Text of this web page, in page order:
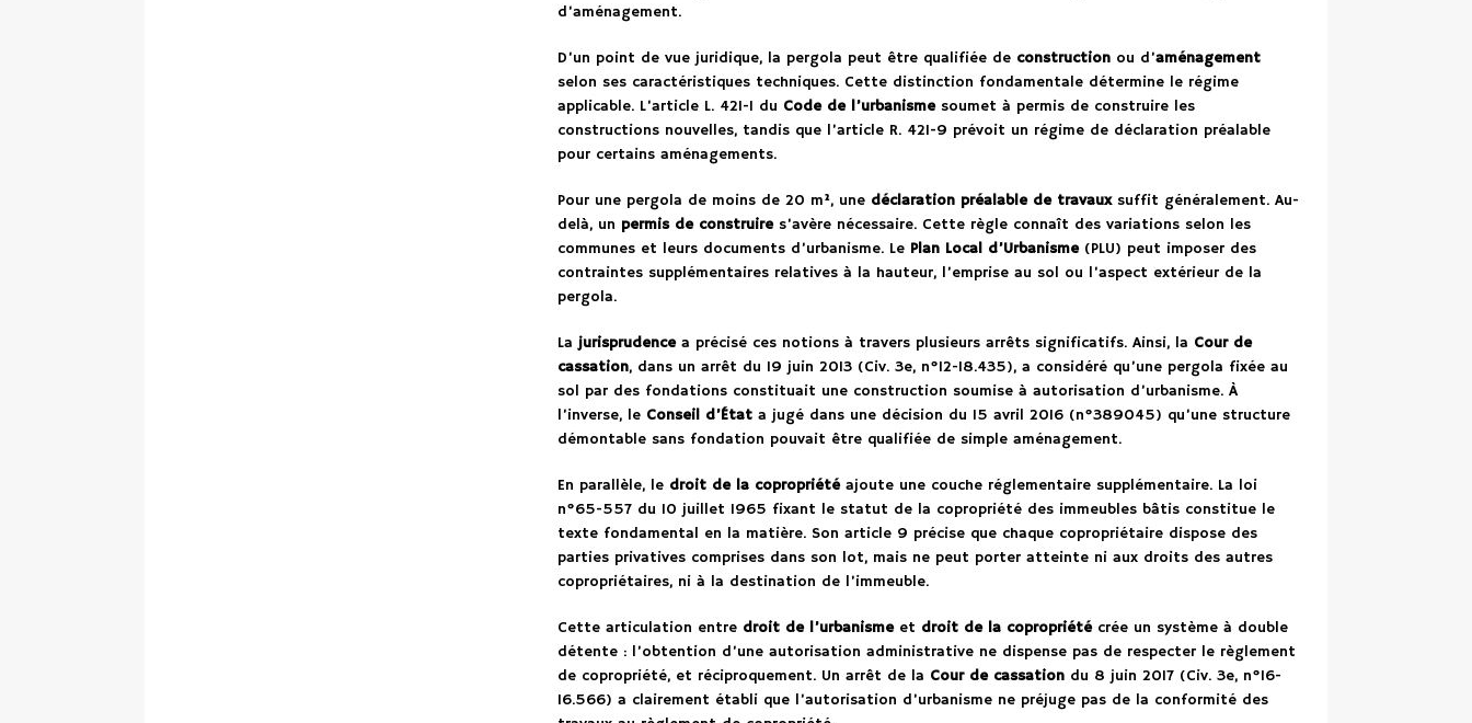
d’aménagement.
D’un point de vue juridique, la pergola peut être qualifiée de constructionou d’aménagement
selon ses caractéristiques techniques. Cette distinction fondamentale détermine le régime
applicable. L’article L. 421-1 du Code de l’urbanismesoumet à permis de construire les
constructions nouvelles, tandis que l’article R. 421-9 prévoit un régime de déclaration préalable
pour certains aménagements.
Pour une pergola de moins de 20 m², une déclaration préalable de travauxsuffit généralement. Au-
delà, un permis de construires’avère nécessaire. Cette règle connaît des variations selon les
communes et leurs documents d’urbanisme. Le Plan Local d’Urbanisme(PLU) peut imposer des
contraintes supplémentaires relatives à la hauteur, l’emprise au sol ou l’aspect extérieur de la
pergola.
Lajurisprudencea précisé ces notions à travers plusieurs arrêts significatifs. Ainsi, la Cour de
cassation, dans un arrêt du 19 juin 2013 (Civ. 3e, n°12-18.435), a considéré qu’une pergola fixée au
sol par des fondations constituait une construction soumise à autorisation d’urbanisme. À
l’inverse, le Conseil d’Étata jugé dans une décision du 15 avril 2016 (n°389045) qu’une structure
démontable sans fondation pouvait être qualifiée de simple aménagement.
En parallèle, le droit de la copropriétéajoute une couche réglementaire supplémentaire. La loi
n°65-557 du 10 juillet 1965 fixant le statut de la copropriété des immeubles bâtis constitue le
texte fondamental en la matière. Son article 9 précise que chaque copropriétaire dispose des
parties privatives comprises dans son lot, mais ne peut porter atteinte ni aux droits des autres
copropriétaires, ni à la destination de l’immeuble.
Cette articulation entre droit de l’urbanismeet droit de la copropriétécrée un système à double
détente : l’obtention d’une autorisation administrative ne dispense pas de respecter le règlement
de copropriété, et réciproquement. Un arrêt de la Cour de cassationdu 8 juin 2017 (Civ. 3e, n°16-
16.566) a clairement établi que l’autorisation d’urbanisme ne préjuge pas de la conformité des